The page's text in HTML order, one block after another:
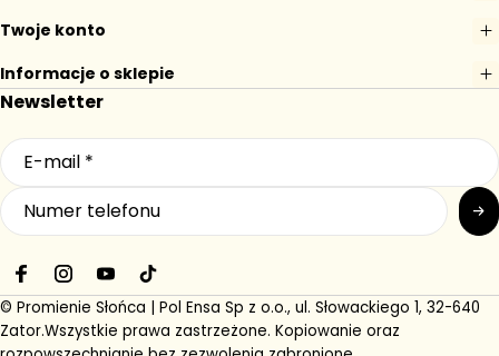
Twoje konto
Informacje o sklepie
Newsletter
F
a
c
I
n
s
Y
o
u
T
k
© Promienie Słońca | Pol Ensa Sp z o.o., ul. Słowackiego 1, 32-640
Zator.Wszystkie prawa zastrzeżone. Kopiowanie oraz